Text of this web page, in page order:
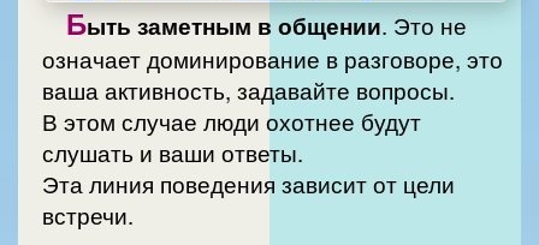
Быть заметным в общении. Это не
означает доминирование в разговоре, это
ваша активность, задавайте вопросы.
В этом случае люди охотнее будут
слушать и ваши ответы.
Эта линия поведения зависит от цели
встречи.